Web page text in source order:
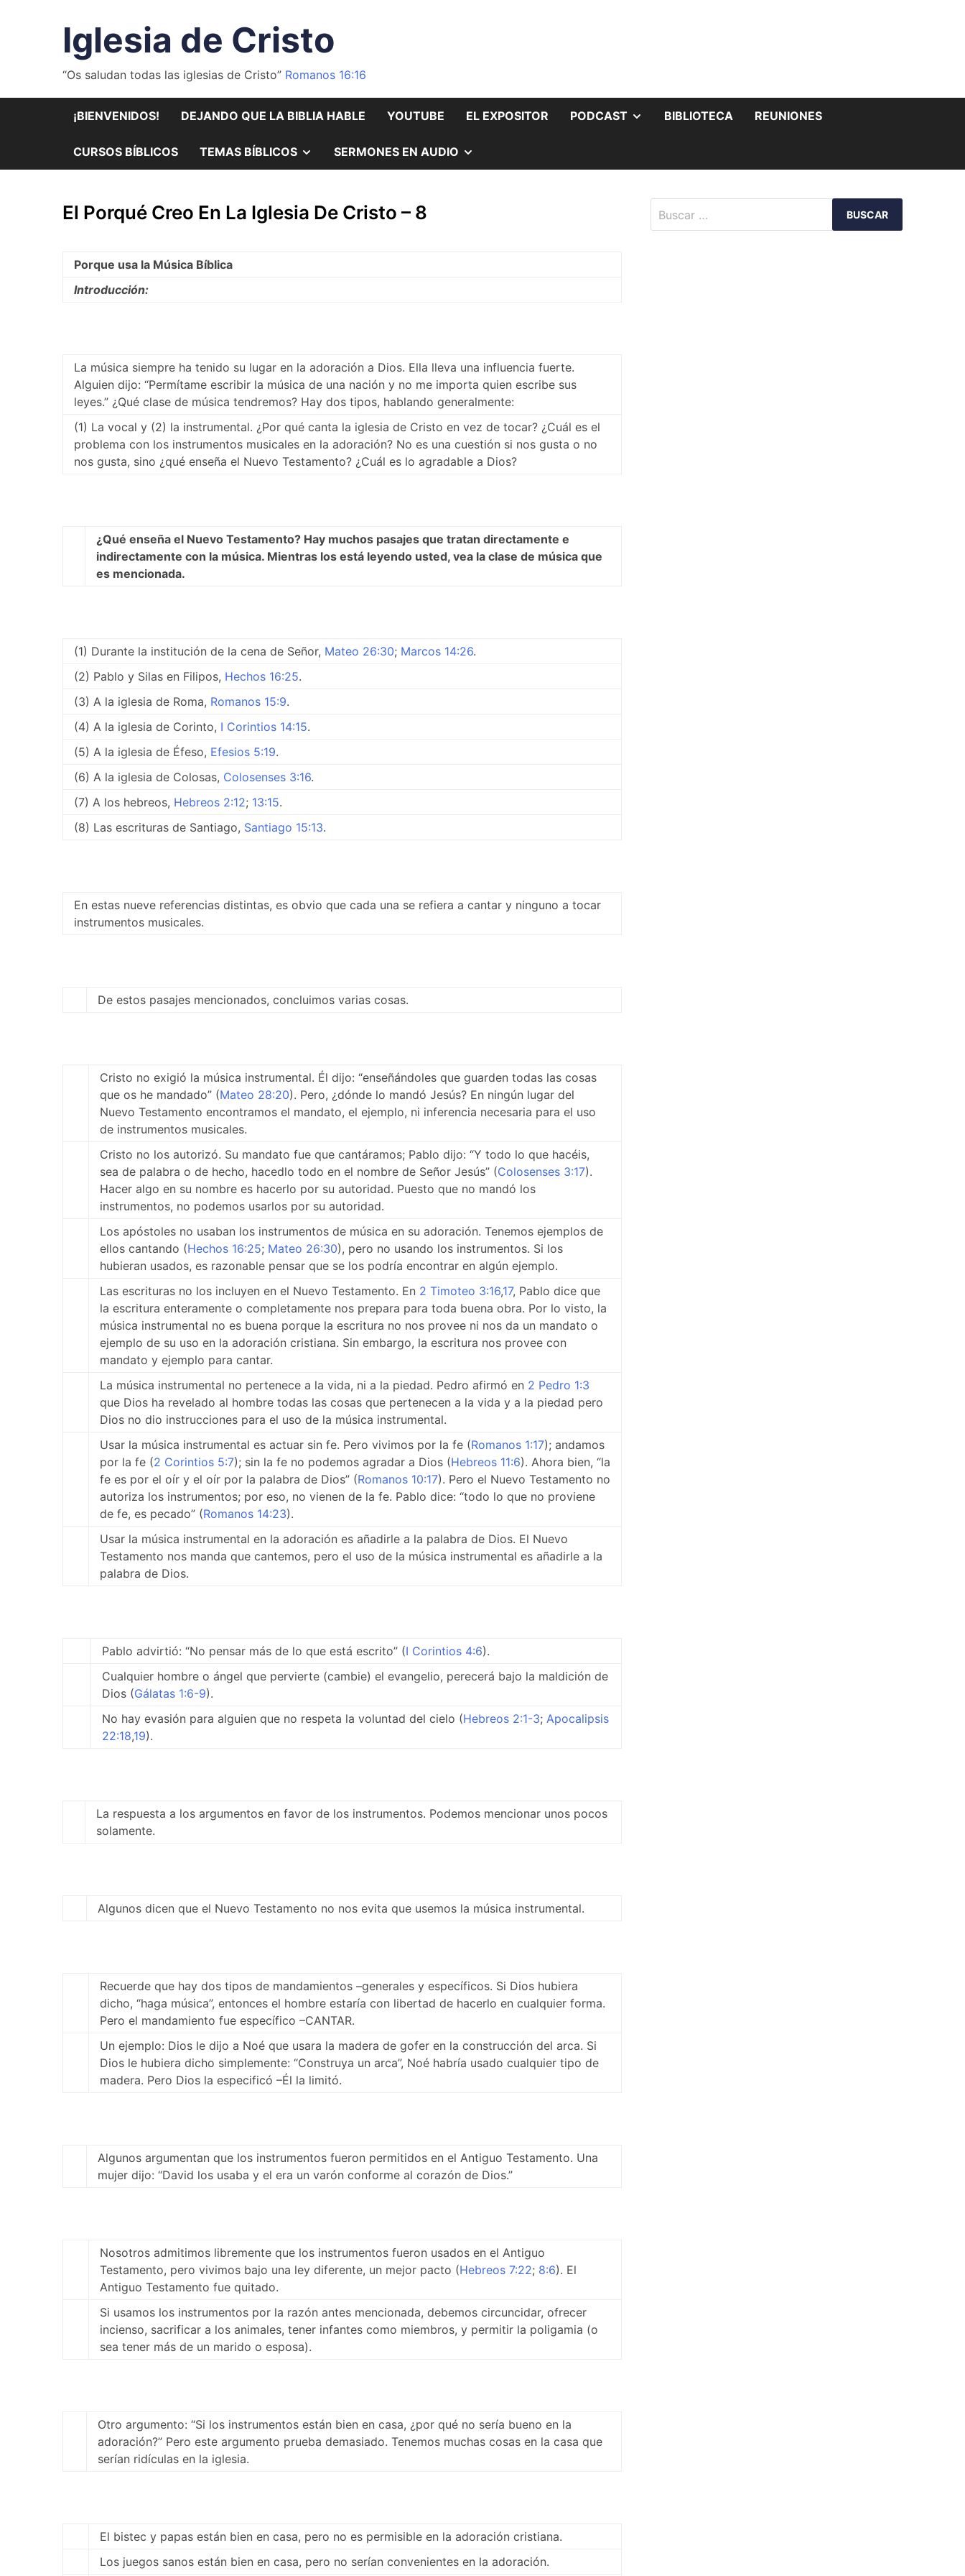
Iglesia de Cristo
“Os saludan todas las iglesias de Cristo” Romanos 16:16
¡BIENVENIDOS! DEJANDO QUE LA BIBLIA HABLE YOUTUBE EL EXPOSITOR PODCAST MOSTRAR
BIBLIOTECA REUNIONES
CURSOS BÍBLICOS TEMAS BÍBLICOS MOSTRAR
SUBMENÚ
SERMONES EN AUDIO
El Porqué Creo En La Iglesia De Cristo – 8
Porque usa la Música Bíblica
Introducción:
La música siempre ha tenido su lugar en la adoración a Dios. Ella lleva una influencia fuerte.
Alguien dijo: “Permítame escribir la música de una nación y no me importa quien escribe sus
leyes.” ¿Qué clase de música tendremos? Hay dos tipos, hablando generalmente:
(1) La vocal y (2) la instrumental. ¿Por qué canta la iglesia de Cristo en vez de tocar? ¿Cuál es el
problema con los instrumentos musicales en la adoración? No es una cuestión si nos gusta o no
nos gusta, sino ¿qué enseña el Nuevo Testamento? ¿Cuál es lo agradable a Dios?
¿Qué enseña el Nuevo Testamento? Hay muchos pasajes que tratan directamente e
indirectamente con la música. Mientras los está leyendo usted, vea la clase de música que
es mencionada.
(1) Durante la institución de la cena de Señor, Mateo 26:30; Marcos 14:26.
(2) Pablo y Silas en Filipos, Hechos 16:25.
(3) A la iglesia de Roma, Romanos 15:9.
(4) A la iglesia de Corinto, I Corintios 14:15.
(5) A la iglesia de Éfeso, Efesios 5:19.
(6) A la iglesia de Colosas, Colosenses 3:16.
(7) A los hebreos, Hebreos 2:12; 13:15.
(8) Las escrituras de Santiago, Santiago 15:13.
En estas nueve referencias distintas, es obvio que cada una se refiera a cantar y ninguno a tocar
instrumentos musicales.
De estos pasajes mencionados, concluimos varias cosas.
Cristo no exigió la música instrumental. Él dijo: “enseñándoles que guarden todas las cosas
que os he mandado” (Mateo 28:20). Pero, ¿dónde lo mandó Jesús? En ningún lugar del
Nuevo Testamento encontramos el mandato, el ejemplo, ni inferencia necesaria para el uso
de instrumentos musicales.
Cristo no los autorizó. Su mandato fue que cantáramos; Pablo dijo: “Y todo lo que hacéis,
sea de palabra o de hecho, hacedlo todo en el nombre de Señor Jesús” (Colosenses 3:17).
Hacer algo en su nombre es hacerlo por su autoridad. Puesto que no mandó los
instrumentos, no podemos usarlos por su autoridad.
Los apóstoles no usaban los instrumentos de música en su adoración. Tenemos ejemplos de
ellos cantando (Hechos 16:25; Mateo 26:30), pero no usando los instrumentos. Si los
hubieran usados, es razonable pensar que se los podría encontrar en algún ejemplo.
Las escrituras no los incluyen en el Nuevo Testamento. En 2 Timoteo 3:16,17, Pablo dice que
la escritura enteramente o completamente nos prepara para toda buena obra. Por lo visto, la
música instrumental no es buena porque la escritura no nos provee ni nos da un mandato o
ejemplo de su uso en la adoración cristiana. Sin embargo, la escritura nos provee con
mandato y ejemplo para cantar.
La música instrumental no pertenece a la vida, ni a la piedad. Pedro afirmó en 2 Pedro 1:3
que Dios ha revelado al hombre todas las cosas que pertenecen a la vida y a la piedad pero
Dios no dio instrucciones para el uso de la música instrumental.
Usar la música instrumental es actuar sin fe. Pero vivimos por la fe (Romanos 1:17); andamos
por la fe (2 Corintios 5:7); sin la fe no podemos agradar a Dios (Hebreos 11:6). Ahora bien, “la
fe es por el oír y el oír por la palabra de Dios” (Romanos 10:17). Pero el Nuevo Testamento no
autoriza los instrumentos; por eso, no vienen de la fe. Pablo dice: “todo lo que no proviene
de fe, es pecado” (Romanos 14:23).
Usar la música instrumental en la adoración es añadirle a la palabra de Dios. El Nuevo
Testamento nos manda que cantemos, pero el uso de la música instrumental es añadirle a la
palabra de Dios.
Pablo advirtió: “No pensar más de lo que está escrito” (I Corintios 4:6).
Cualquier hombre o ángel que pervierte (cambie) el evangelio, perecerá bajo la maldición de
Dios (Gálatas 1:6-9).
No hay evasión para alguien que no respeta la voluntad del cielo (Hebreos 2:1-3; Apocalipsis
22:18,19).
La respuesta a los argumentos en favor de los instrumentos. Podemos mencionar unos pocos
solamente.
Algunos dicen que el Nuevo Testamento no nos evita que usemos la música instrumental.
Recuerde que hay dos tipos de mandamientos –generales y específicos. Si Dios hubiera
dicho, “haga música”, entonces el hombre estaría con libertad de hacerlo en cualquier forma.
Pero el mandamiento fue específico –CANTAR.
Un ejemplo: Dios le dijo a Noé que usara la madera de gofer en la construcción del arca. Si
Dios le hubiera dicho simplemente: “Construya un arca”, Noé habría usado cualquier tipo de
madera. Pero Dios la especificó –Él la limitó.
Algunos argumentan que los instrumentos fueron permitidos en el Antiguo Testamento. Una
mujer dijo: “David los usaba y el era un varón conforme al corazón de Dios.”
Nosotros admitimos libremente que los instrumentos fueron usados en el Antiguo
Testamento, pero vivimos bajo una ley diferente, un mejor pacto (Hebreos 7:22; 8:6). El
Antiguo Testamento fue quitado.
Si usamos los instrumentos por la razón antes mencionada, debemos circuncidar, ofrecer
incienso, sacrificar a los animales, tener infantes como miembros, y permitir la poligamia (o
sea tener más de un marido o esposa).
Otro argumento: “Si los instrumentos están bien en casa, ¿por qué no sería bueno en la
adoración?” Pero este argumento prueba demasiado. Tenemos muchas cosas en la casa que
serían ridículas en la iglesia.
El bistec y papas están bien en casa, pero no es permisible en la adoración cristiana.
Los juegos sanos están bien en casa, pero no serían convenientes en la adoración.